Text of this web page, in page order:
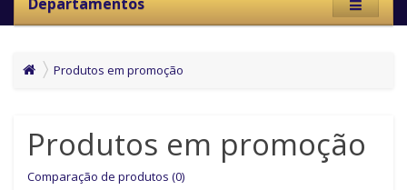
Produtos em promoção
Produtos em promoção
Comparação de produtos (0)